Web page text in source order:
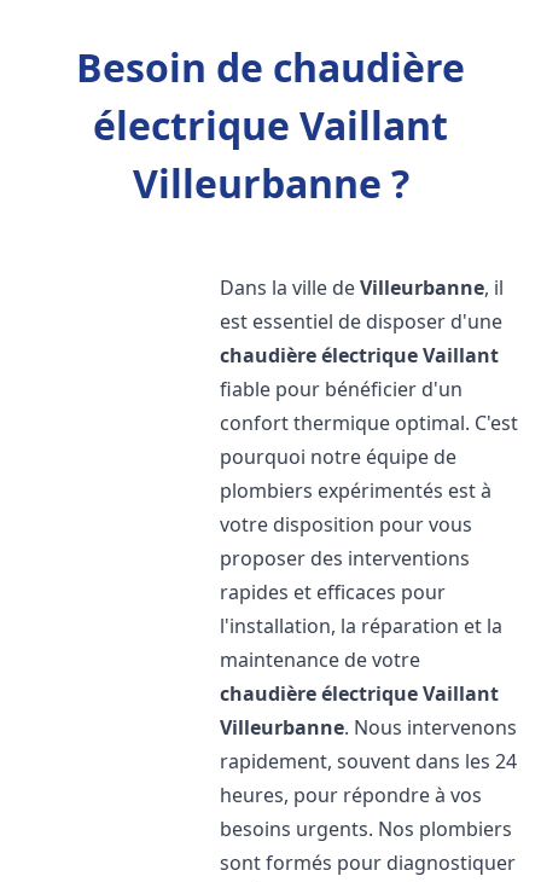
Besoin de chaudière
électrique Vaillant
Villeurbanne ?
Dans la ville deVilleurbanne, il
est essentiel de disposer d'une
chaudière électrique Vaillant
fiable pour bénéficier d'un
confort thermique optimal. C'est
pourquoi notre équipe de
plombiers expérimentés est à
votre disposition pour vous
proposer des interventions
rapides et efficaces pour
l'installation, la réparation et la
maintenance de votre
chaudière électrique Vaillant
Villeurbanne. Nous intervenons
rapidement, souvent dans les 24
heures, pour répondre à vos
besoins urgents. Nos plombiers
sont formés pour diagnostiquer